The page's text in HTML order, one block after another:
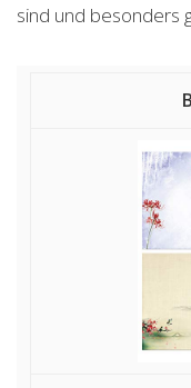
sind und besonders